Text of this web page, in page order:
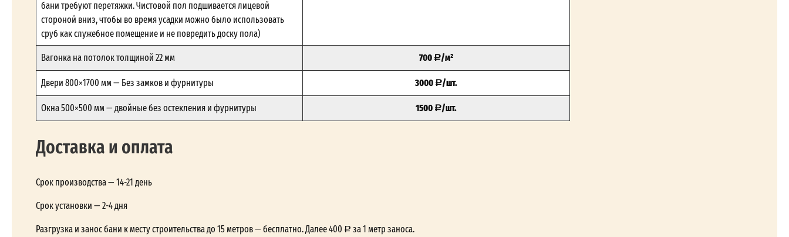
бани требуют перетяжки. Чистовой пол подшивается лицевой
стороной вниз, чтобы во время усадки можно было использовать
сруб как служебное помещение и не повредить доску пола)
Вагонка на потолок толщиной 22 мм 700 /м²
Двери 800×1700 мм — Без замков и фурнитуры 3000 /шт.
Окна 500×500 мм — двойные без остекления и фурнитуры 1500 /шт.
Доставка и оплата
Срок производства — 14-21 день
Срок установки — 2-4 дня
Разгрузка и занос бани к месту строительства до 15 метров — бесплатно. Далее 400
за 1 метр заноса.